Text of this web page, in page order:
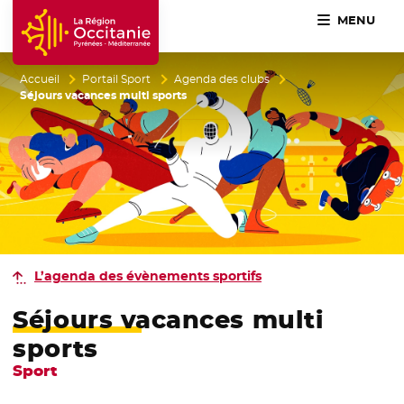
Accueil Région Occitanie / Pyrénées-Méditerranée
MENU
Accueil Portail Sport
Agenda des clubs
Séjours vacances multi sports
L’agenda des évènements sportifs
Séjours vacances multi
sports
Sport